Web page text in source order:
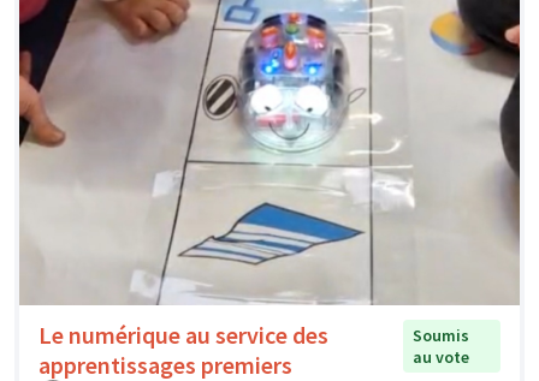
Le numérique au service des
apprentissages premiers
Soumis
au vote